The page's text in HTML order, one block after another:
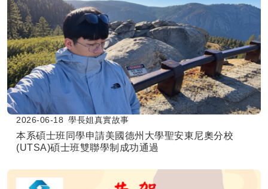
2026-06-18 學長姐真實故事
本系碩士班同學申請美國德州大學聖安東尼奧分校
(UTSA)碩士班雙聯學制成功通過